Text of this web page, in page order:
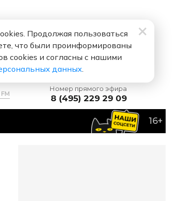
Номер прямого эфира
8 (495) 229 29 09
16+
Продолжая пользоваться
что были проинформированы
cookies и согласны с нашими
данных.